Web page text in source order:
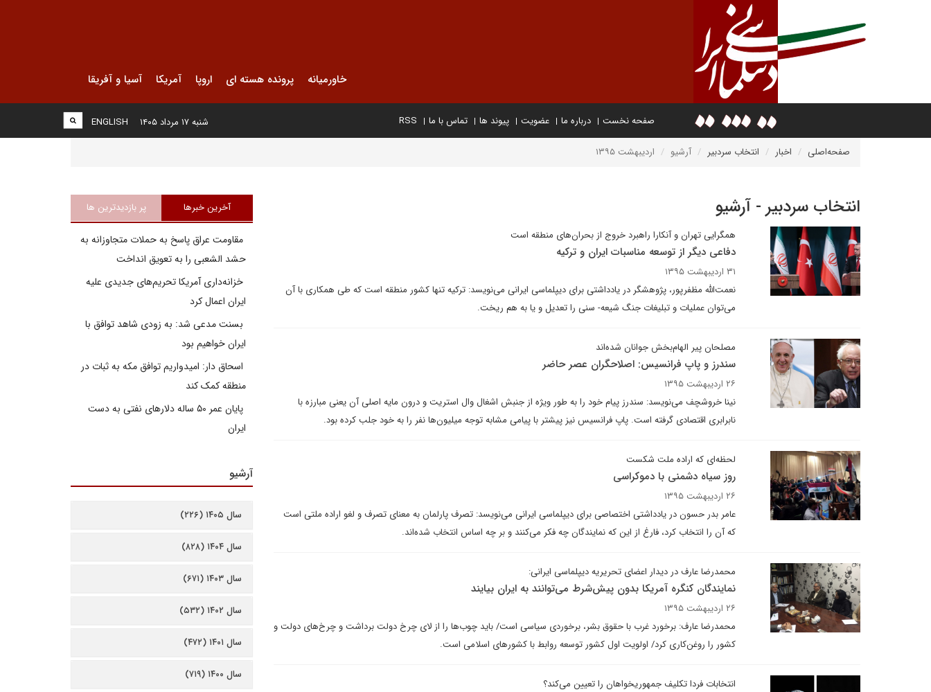
خاورمیانه پرونده هسته ای اروپا آمریکا آسیا و آفریقا
صفحه نخست درباره ما عضویت پیوند ها تماس با ما RSS
ENGLISH شنبه ۱۷ مرداد ۱۴۰۵
صفحه‌اصلی اخبار انتخاب سردبیر آرشیو اردیبهشت ۱۳۹۵
انتخاب سردبیر - آرشیو
همگرایی تهران و آنکارا راهبرد خروج از بحران‌های منطقه است
دفاعی دیگر از توسعه مناسبات ایران و ترکیه
۳۱ اردیبهشت ۱۳۹۵
نعمت‌الله مظفرپور، پژوهشگر در یادداشتی برای دیپلماسی ایرانی می‌نویسد: ترکیه تنها کشور منطقه است که طی همکاری با آن
می‌توان عملیات و تبلیغات جنگ شیعه- سنی را تعدیل و یا به هم ریخت.
مصلحان پیر الهام‌بخش جوانان شده‌اند
سندرز و پاپ فرانسیس: اصلاحگران عصر حاضر
۲۶ اردیبهشت ۱۳۹۵
نینا خروشچف می‌نویسد: سندرز پیام خود را به طور ویژه از جنبش اشغال وال استریت و درون مایه اصلی آن یعنی مبارزه با
نابرابری اقتصادی گرفته است. پاپ فرانسیس نیز پیشتر با پیامی مشابه توجه میلیون‌ها نفر را به خود جلب کرده بود.
لحظه‌ای که اراده ملت شکست
روز سیاه دشمنی با دموکراسی
۲۶ اردیبهشت ۱۳۹۵
عامر بدر حسون در یادداشتی اختصاصی برای دیپلماسی ایرانی می‌نویسد: تصرف پارلمان به معنای تصرف و لغو اراده ملتی است
که آن را انتخاب کرد، فارغ از این که نمایندگان چه فکر می‌کنند و بر چه اساس انتخاب شده‌اند.
محمدرضا عارف در دیدار اعضای تحریریه دیپلماسی ایرانی:
نمایندگان کنگره آمریکا بدون پیش‌شرط می‌توانند به ایران بیایند
۲۶ اردیبهشت ۱۳۹۵
محمدرضا عارف: برخورد غرب با حقوق بشر، برخوردی سیاسی است/ باید چوب‌ها را از لای چرخ دولت برداشت و چرخ‌های دولت و
کشور را روغن‌کاری کرد/ اولویت اول کشور توسعه روابط با کشورهای اسلامی است.
انتخابات فردا تکلیف جمهوریخواهان را تعیین می‌کند؟
آخرین خبرها پر بازدیدترین ها
مقاومت عراق پاسخ به حملات متجاوزانه به
حشد الشعبی را به تعویق انداخت
خزانه‌داری آمریکا تحریم‌های جدیدی علیه
ایران اعمال کرد
بسنت مدعی شد: به زودی شاهد توافق با
ایران خواهیم بود
اسحاق دار: امیدواریم توافق مکه به ثبات در
منطقه کمک کند
پایان عمر ۵۰ ساله دلارهای نفتی به دست
ایران
آرشیو
سال ۱۴۰۵ (۲۲۶)
سال ۱۴۰۴ (۸۲۸)
سال ۱۴۰۳ (۶۷۱)
سال ۱۴۰۲ (۵۳۲)
سال ۱۴۰۱ (۴۷۲)
سال ۱۴۰۰ (۷۱۹)